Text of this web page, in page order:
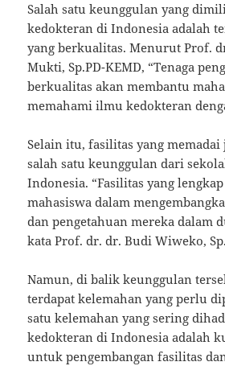
Salah satu keunggulan yang
kedokteran di Indonesia adalah
yang berkualitas. Menurut Prof.
Mukti, Sp.PD-KEMD, “Tenaga
berkualitas akan membantu
memahami ilmu kedokteran
Selain itu, fasilitas yang
salah satu keunggulan dari
Indonesia. “Fasilitas yang
mahasiswa dalam
dan pengetahuan mereka dalam
kata Prof. dr. dr. Budi Wiweko,
Namun, di balik keunggulan
terdapat kelemahan yang perlu
satu kelemahan yang sering
kedokteran di Indonesia adalah
untuk pengembangan fasilitas